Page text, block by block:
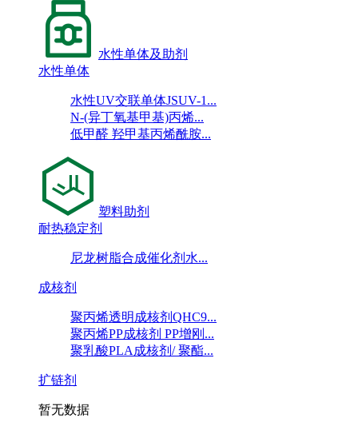
水性单体及助剂
水性单体
水性UV交联单体JSUV-1...
N-(异丁氧基甲基)丙烯...
低甲醛 羟甲基丙烯酰胺...
塑料助剂
耐热稳定剂
尼龙树脂合成催化剂水...
成核剂
聚丙烯透明成核剂QHC9...
聚丙烯PP成核剂 PP增刚...
聚乳酸PLA成核剂/ 聚酯...
扩链剂
暂无数据